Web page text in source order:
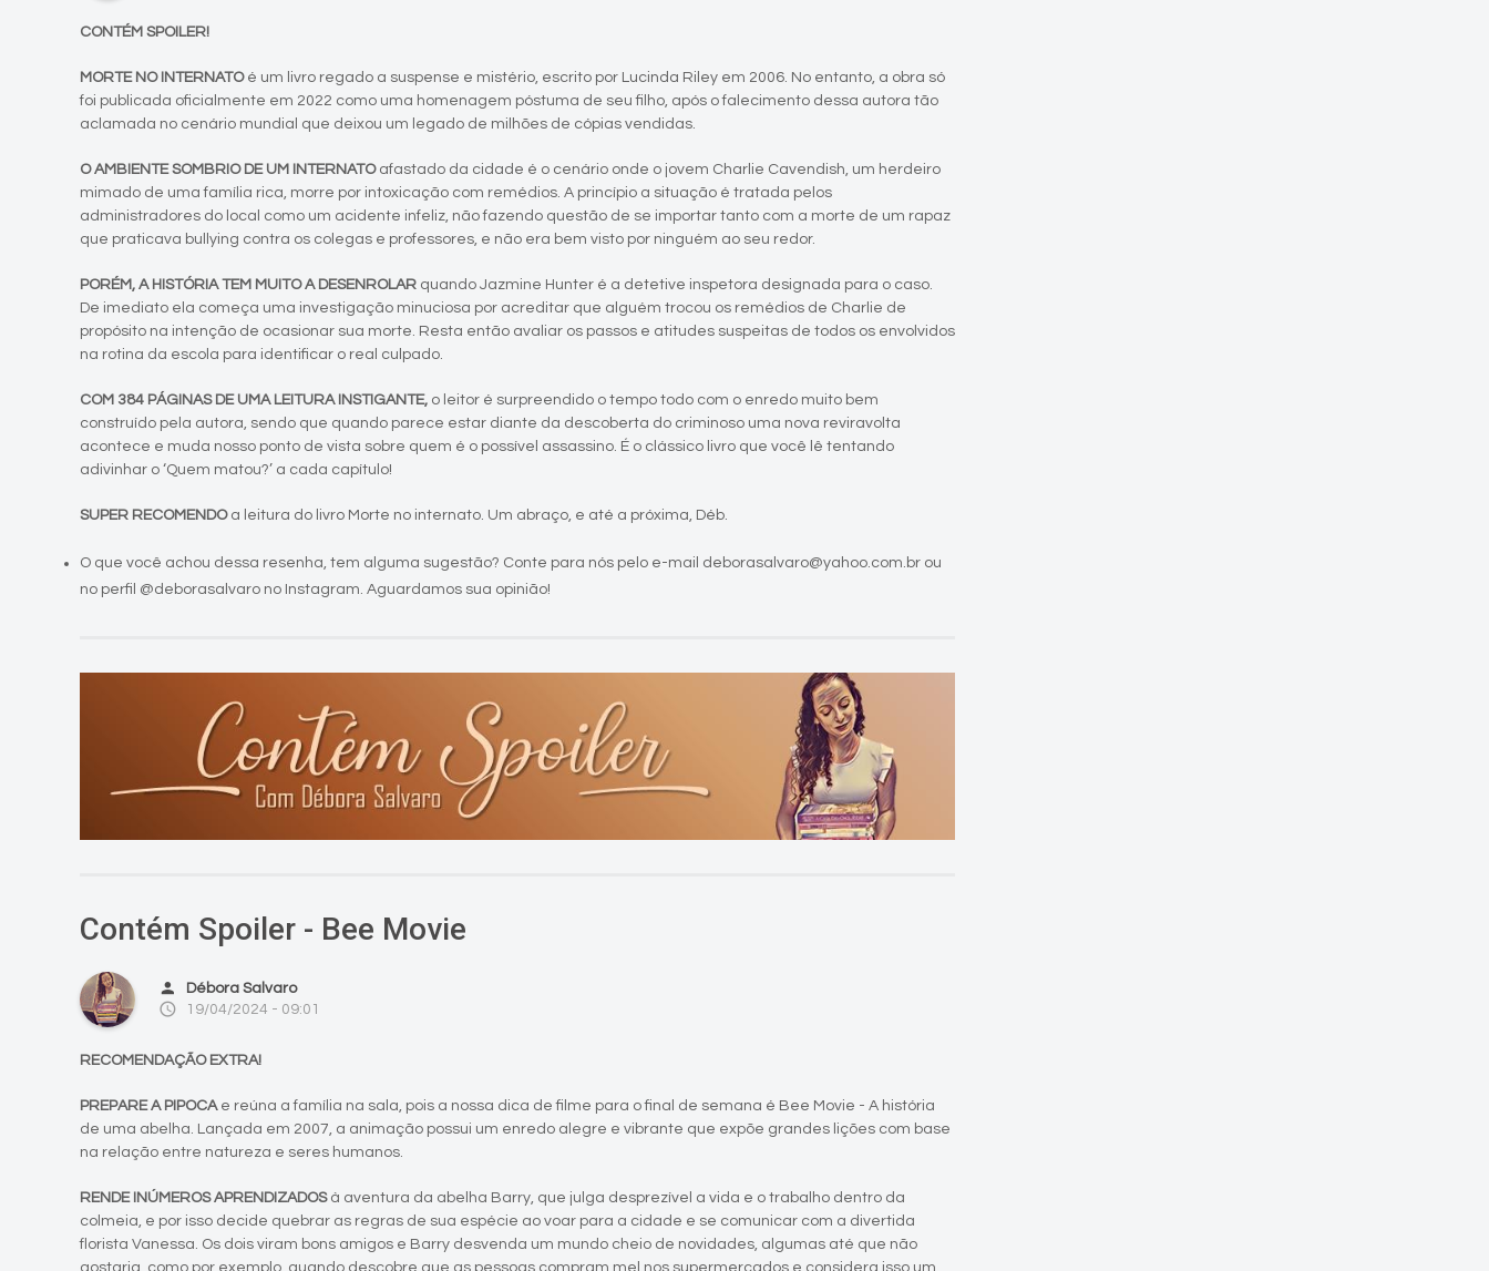
CONTÉM SPOILER!
MORTE NO INTERNATOé um livro regado a suspense e mistério, escrito por Lucinda Riley em 2006. No entanto, a obra só
foi publicada oficialmente em 2022 como uma homenagem póstuma de seu filho, após o falecimento dessa autora tão
aclamada no cenário mundial que deixou um legado de milhões de cópias vendidas.
O AMBIENTE SOMBRIO DE UM INTERNATO afastado da cidade é o cenário onde o jovem Charlie Cavendish, um herdeiro
mimado de uma família rica, morre por intoxicação com remédios. A princípio a situação é tratada pelos
administradores do local como um acidente infeliz, não fazendo questão de se importar tanto com a morte de um rapaz
que praticava bullying contra os colegas e professores, e não era bem visto por ninguém ao seu redor.
PORÉM, A HISTÓRIA TEM MUITO A DESENROLAR quando Jazmine Hunter é a detetive inspetora designada para o caso.
De imediato ela começa uma investigação minuciosa por acreditar que alguém trocou os remédios de Charlie de
propósito na intenção de ocasionar sua morte. Resta então avaliar os passos e atitudes suspeitas de todos os envolvidos
na rotina da escola para identificar o real culpado.
COM 384 PÁGINAS DE UMA LEITURA INSTIGANTE, o leitor é surpreendido o tempo todo com o enredo muito bem
construído pela autora, sendo que quando parece estar diante da descoberta do criminoso uma nova reviravolta
acontece e muda nosso ponto de vista sobre quem é o possível assassino. É o clássico livro que você lê tentando
adivinhar o ‘Quem matou?’ a cada capítulo!
SUPER RECOMENDOa leitura do livro Morte no internato. Um abraço, e até a próxima, Déb.
O que você achou dessa resenha, tem alguma sugestão? Conte para nós pelo e-mail deborasalvaro@yahoo.com.br ou
no perfil @deborasalvaro no Instagram. Aguardamos sua opinião!
Contém Spoiler - Bee Movie
person Débora Salvaro
access_time 19/04/2024 - 09:01
RECOMENDAÇÃO EXTRA!
PREPARE A PIPOCAe reúna a família na sala, pois a nossa dica de filme para o final de semana é Bee Movie - A história
de uma abelha. Lançada em 2007, a animação possui um enredo alegre e vibrante que expõe grandes lições com base
na relação entre natureza e seres humanos.
RENDE INÚMEROS APRENDIZADOSà aventura da abelha Barry, que julga desprezível a vida e o trabalho dentro da
colmeia, e por isso decide quebrar as regras de sua espécie ao voar para a cidade e se comunicar com a divertida
florista Vanessa. Os dois viram bons amigos e Barry desvenda um mundo cheio de novidades, algumas até que não
gostaria, como por exemplo, quando descobre que as pessoas compram mel nos supermercados e considera isso um